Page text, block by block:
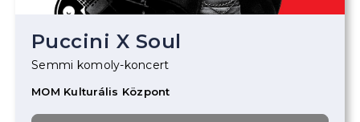
Puccini X Soul
Semmi komoly-koncert
MOM Kulturális Központ